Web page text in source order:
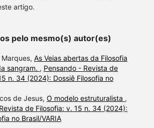
artigo.
pelo mesmo(s) autor(es)
As Veias abertas da Filosofia
sangram. , Pensando - Revista de
n. 34 (2024): Dossiê Filosofia no
de Jesus, O modelo estruturalista ,
de Filosofia: v. 15 n. 34 (2024):
no Brasil/VARIA